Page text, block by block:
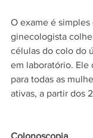
O exame é simples
ginecologista
células do colo do
em laboratório. Ele
para todas as
ativas, a partir dos
Colonoscopia